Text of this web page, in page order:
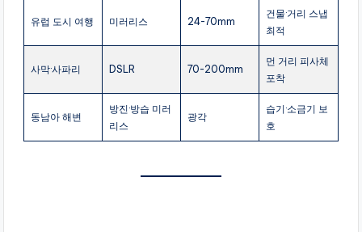
유럽 도시 여행 미러리스 24-70mm
건물·거리 스냅
최적
사막·사파리 DSLR 70-200mm
먼 거리 피사체
포착
동남아 해변
방진·방습 미러
리스
광각
습기·소금기 보
호